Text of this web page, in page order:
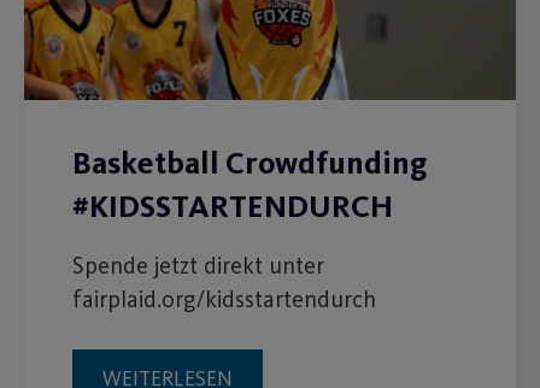
Basketball Crowdfunding
#KIDSSTARTENDURCH
Spende jetzt direkt unter
fairplaid.org/kidsstartendurch
WEITERLESEN